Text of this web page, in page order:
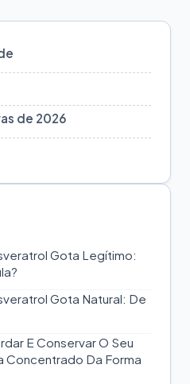
de 2026
Gota Legítimo:
Gota Natural: De
E Conservar O Seu
Concentrado Da Forma